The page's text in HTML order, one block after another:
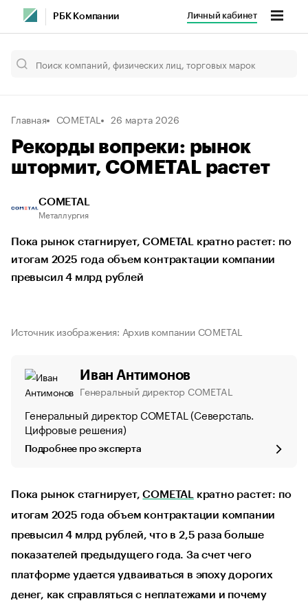
РБК Компании Личный кабинет
Главная COMETAL 26 марта 2026
Рекорды вопреки: рынок
штормит, COMETAL растет
COMETAL
Металлургия
Пока рынок стагнирует, COMETAL кратно растет: по
итогам 2025 года объем контрактации компании
превысил 4 млрд рублей
Источник изображения: Архив компании COMETAL
Иван Антимонов
Генеральный директор COMETAL
Генеральный директор COMETAL (Северсталь.
Цифровые решения)
Подробнее про эксперта
Пока рынок стагнирует,COMETAL
кратно растет: по
итогам 2025 года объем контрактации компании
превысил 4 млрд рублей, что в 2,5 раза больше
показателей предыдущего года. За счет чего
платформе удается удваиваться в эпоху дорогих
денег, как справляться с неплатежами и почему